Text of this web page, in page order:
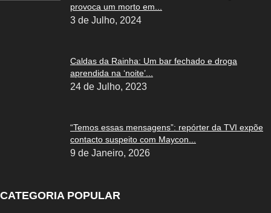
provoca um morto em...
3 de Julho, 2024
Caldas da Rainha: Um bar fechado e droga
aprendida na ‘noite’...
24 de Julho, 2023
“Temos essas mensagens”: repórter da TVI expõe
contacto suspeito com Maycon...
9 de Janeiro, 2026
CATEGORIA POPULAR